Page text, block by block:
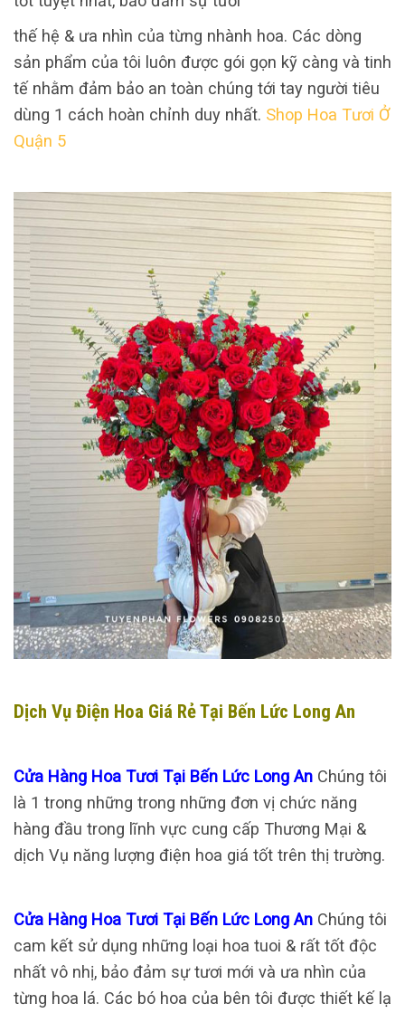
thế hệ & ưa nhìn của từng nhành hoa. Các dòng
sản phẩm của tôi luôn được gói gọn kỹ càng và tinh
tế nhằm đảm bảo an toàn chúng tới tay người tiêu
dùng 1 cách hoàn chỉnh duy nhất. Shop Hoa Tươi Ở
Quận 5
Dịch Vụ Điện Hoa Giá Rẻ Tại Bến Lức Long An
Cửa Hàng Hoa Tươi Tại Bến Lức Long An Chúng tôi
là 1 trong những trong những đơn vị chức năng
hàng đầu trong lĩnh vực cung cấp Thương Mại &
dịch Vụ năng lượng điện hoa giá tốt trên thị trường.
Cửa Hàng Hoa Tươi Tại Bến Lức Long An Chúng tôi
cam kết sử dụng những loại hoa tuoi & rất tốt độc
nhất vô nhị, bảo đảm sự tươi mới và ưa nhìn của
từng hoa lá. Các bó hoa của bên tôi được thiết kế lạ